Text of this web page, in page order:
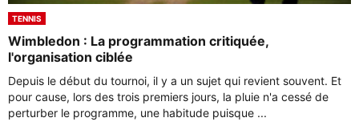
TENNIS
Wimbledon : La programmation critiquée,
l'organisation ciblée
Depuis le début du tournoi, il y a un sujet qui revient souvent. Et
pour cause, lors des trois premiers jours, la pluie n'a cessé de
perturber le programme, une habitude puisque ...